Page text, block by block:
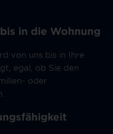
in die Wohnung
von uns bis in Ihre
egal, ob Sie den
oder